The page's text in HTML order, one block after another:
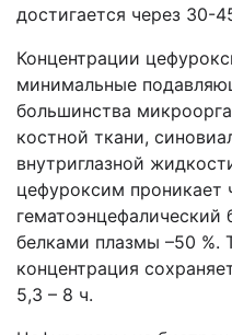
достигается через 30-
Концентрации
минимальные
большинства
костной ткани,
внутриглазной
цефуроксим проникает
гематоэнцефалический
белками плазмы –50 %.
концентрация
5,3 – 8 ч.